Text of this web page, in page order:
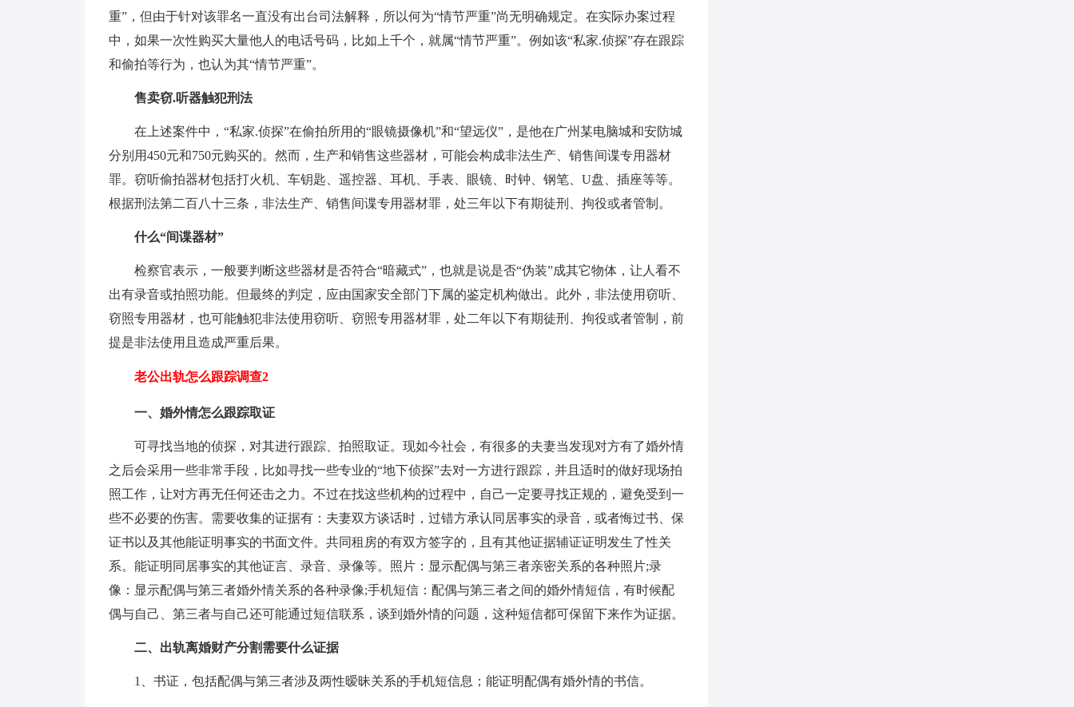
重”，但由于针对该罪名一直没有出台司法解释，所以何为“情节严重”尚无明确规定。在实际办案过程
中，如果一次性购买大量他人的电话号码，比如上千个，就属“情节严重”。例如该“私家.侦探”存在跟踪
和偷拍等行为，也认为其“情节严重”。
售卖窃.听器触犯刑法
在上述案件中，“私家.侦探”在偷拍所用的“眼镜摄像机”和“望远仪”，是他在广州某电脑城和安防城
分别用450元和750元购买的。然而，生产和销售这些器材，可能会构成非法生产、销售间谍专用器材
罪。窃听偷拍器材包括打火机、车钥匙、遥控器、耳机、手表、眼镜、时钟、钢笔、U盘、插座等等。
根据刑法第二百八十三条，非法生产、销售间谍专用器材罪，处三年以下有期徒刑、拘役或者管制。
什么“间谍器材”
检察官表示，一般要判断这些器材是否符合“暗藏式”，也就是说是否“伪装”成其它物体，让人看不
出有录音或拍照功能。但最终的判定，应由国家安全部门下属的鉴定机构做出。此外，非法使用窃听、
窃照专用器材，也可能触犯非法使用窃听、窃照专用器材罪，处二年以下有期徒刑、拘役或者管制，前
提是非法使用且造成严重后果。
老公出轨怎么跟踪调查2
一、婚外情怎么跟踪取证
可寻找当地的侦探，对其进行跟踪、拍照取证。现如今社会，有很多的夫妻当发现对方有了婚外情
之后会采用一些非常手段，比如寻找一些专业的“地下侦探”去对一方进行跟踪，并且适时的做好现场拍
照工作，让对方再无任何还击之力。不过在找这些机构的过程中，自己一定要寻找正规的，避免受到一
些不必要的伤害。需要收集的证据有：夫妻双方谈话时，过错方承认同居事实的录音，或者悔过书、保
证书以及其他能证明事实的书面文件。共同租房的有双方签字的，且有其他证据辅证证明发生了性关
系。能证明同居事实的其他证言、录音、录像等。照片：显示配偶与第三者亲密关系的各种照片;录
像：显示配偶与第三者婚外情关系的各种录像;手机短信：配偶与第三者之间的婚外情短信，有时候配
偶与自己、第三者与自己还可能通过短信联系，谈到婚外情的问题，这种短信都可保留下来作为证据。
二、出轨离婚财产分割需要什么证据
1、书证，包括配偶与第三者涉及两性暧昧关系的手机短信息；能证明配偶有婚外情的书信。